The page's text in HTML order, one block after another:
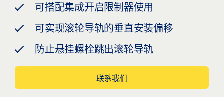
可搭配集成开启限制器使用
可实现滚轮导轨的垂直安装偏移
防止悬挂螺栓跳出滚轮导轨
联系我们